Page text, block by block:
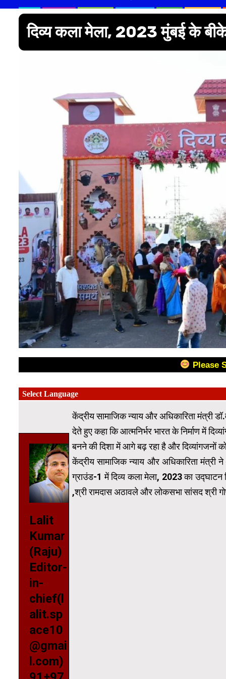
दिव्य कला मेला, 2023 मुंबई के
Please
Lalit
Kumar
(Raju)
Editor-
in-
chief(l
alit.sp
ace10
@gmai
l.com)
केंद्रीय सामाजिक न्याय और अधिकारिता मंत्री
देते हुए कहा कि आत्मनिर्भर भारत के निर्माण में
बनने की दिशा में आगे बढ़ रहा है और दिव्यांगजनों को
केंद्रीय सामाजिक न्याय और अधिकारिता
ग्राउंड-1 में दिव्य कला मेला, 2023 का उद्घाटन
,श्री रामदास अठावले और लोकसभा सांसद श्री